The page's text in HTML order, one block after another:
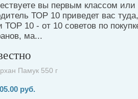
вы первым классом или
ТОР 10 приведет вас
ТОР 10 - от 10 советов по
ма...
Памук 550 г
руб.